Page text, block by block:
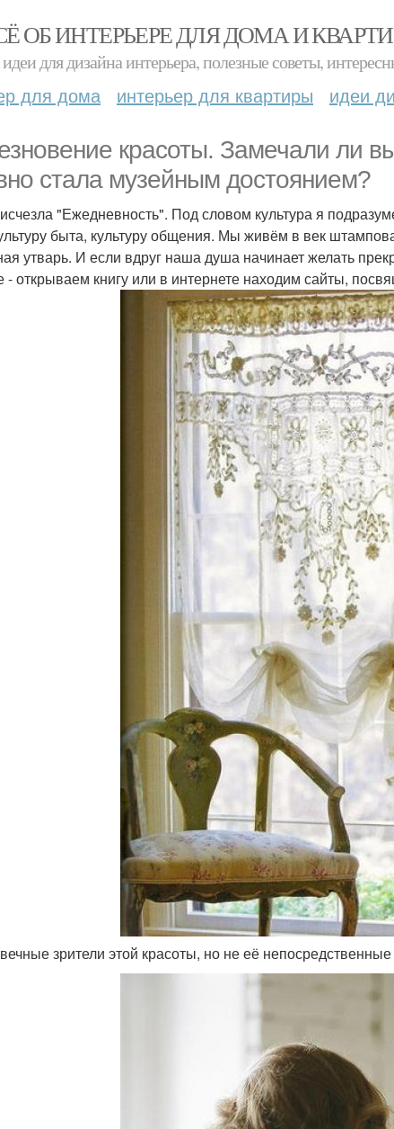
ОБ ИНТЕРЬЕРЕ ДЛЯ ДОМА И
для дизайна интерьера, полезные советы,
для дома интерьер для квартиры идеи
красоты. Замечали ли
стала музейным достоянием?
"Ежедневность". Под словом культура я
быта, культуру общения. Мы живём в век
утварь. И если вдруг наша душа начинает желать
- открываем книгу или в интернете находим сайты,
зрители этой красоты, но не её непосредственные